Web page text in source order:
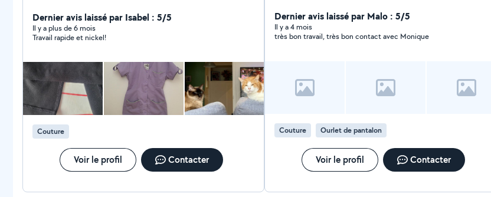
et du vêtement. J'ai une chatte qui s'appelle câline et 2
chats qui s'appellent Rio et Negan
Dernier avis laissé par Isabel : 5/5
Il y a plus de 6 mois
Travail rapide et nickel!
Couture
Voir le profil Contacter
déplace pour prendre contact et prendre en charge les
vêtements ou tissus à travailler
Dernier avis laissé par Malo : 5/5
Il y a 4 mois
très bon travail, très bon contact avec Monique
Couture Ourlet de pantalon
Voir le profil Contacter